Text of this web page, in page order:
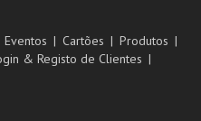
Eventos Cartões
Produtos
& Registo de Clientes